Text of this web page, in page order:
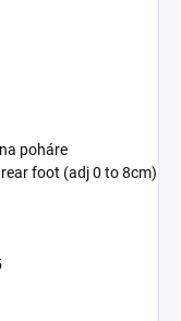
poháre
foot (adj 0 to 8cm)